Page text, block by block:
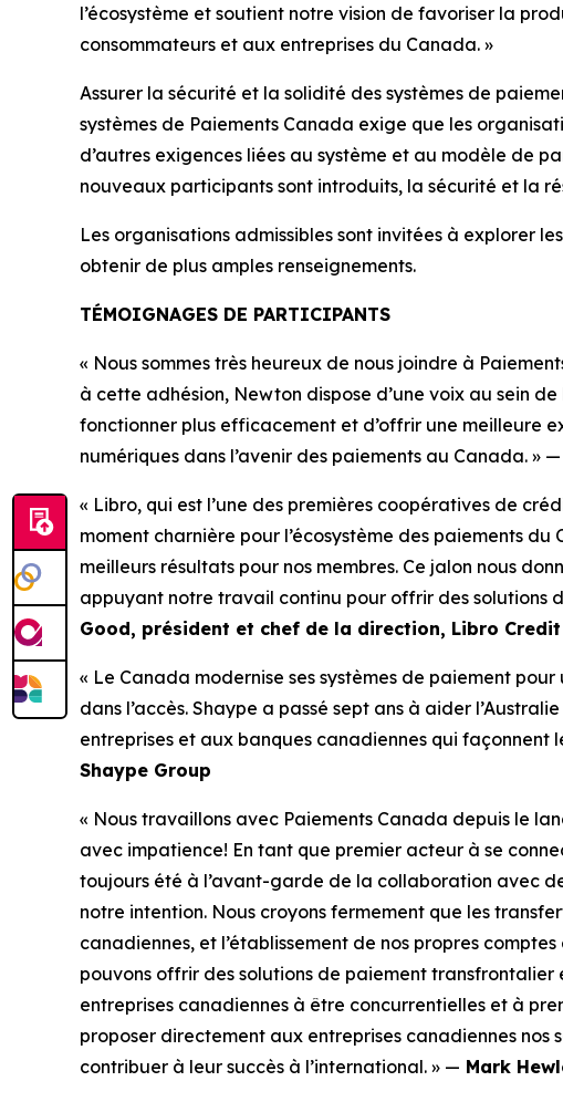
l’écosystème et soutient notre vision de favoriser la
consommateurs et aux entreprises du Canada. »
Assurer la sécurité et la solidité des systèmes de
systèmes de Paiements Canada exige que les
d’autres exigences liées au système et au modèle de
nouveaux participants sont introduits, la sécurité et la
Les organisations admissibles sont invitées à explorer les
obtenir de plus amples renseignements.
TÉMOIGNAGES DE PARTICIPANTS
« Nous sommes très heureux de nous joindre à
à cette adhésion, Newton dispose d’une voix au sein
fonctionner plus efficacement et d’offrir une meilleure
numériques dans l’avenir des paiements au Canada. » —
« Libro, qui est l’une des premières coopératives de
moment charnière pour l’écosystème des paiements
meilleurs résultats pour nos membres. Ce jalon nous
appuyant notre travail continu pour offrir des solutions
Good, président et chef de la direction, Libro Credit
« Le Canada modernise ses systèmes de paiement
dans l’accès. Shaype a passé sept ans à aider
entreprises et aux banques canadiennes qui façonnent
Shaype Group
« Nous travaillons avec Paiements Canada depuis le
avec impatience! En tant que premier acteur à se
toujours été à l’avant-garde de la collaboration avec
notre intention. Nous croyons fermement que les
canadiennes, et l’établissement de nos propres
pouvons offrir des solutions de paiement
entreprises canadiennes à être concurrentielles et à
proposer directement aux entreprises canadiennes
contribuer à leur succès à l’international. » — Mark